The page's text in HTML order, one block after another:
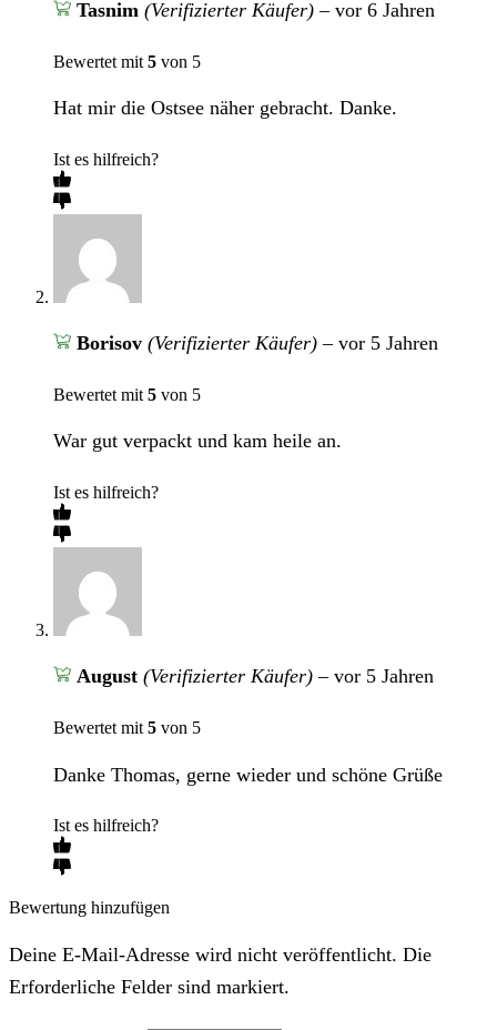
Tasnim (Verifizierter Käufer) – vor 6 Jahren
Bewertet mit 5 von 5
Hat mir die Ostsee näher gebracht. Danke.
Ist es hilfreich?
Borisov (Verifizierter Käufer) – vor 5 Jahren
Bewertet mit 5 von 5
War gut verpackt und kam heile an.
Ist es hilfreich?
August (Verifizierter Käufer) – vor 5 Jahren
Bewertet mit 5 von 5
Danke Thomas, gerne wieder und schöne Grüße
Ist es hilfreich?
Bewertung hinzufügen
Deine E-Mail-Adresse wird nicht veröffentlicht. Die
Erforderliche Felder sind markiert.